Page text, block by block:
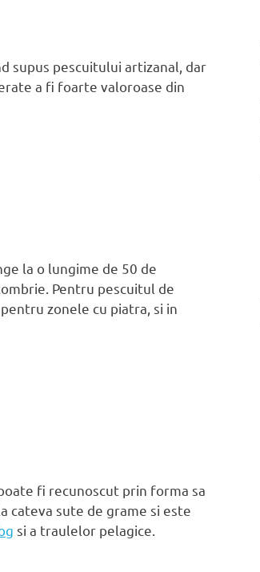
supus pescuitului artizanal, dar
a fi foarte valoroase din
la o lungime de 50 de
Pentru pescuitul de
zonele cu piatra, si in
fi recunoscut prin forma sa
cateva sute de grame si este
si a traulelor pelagice.